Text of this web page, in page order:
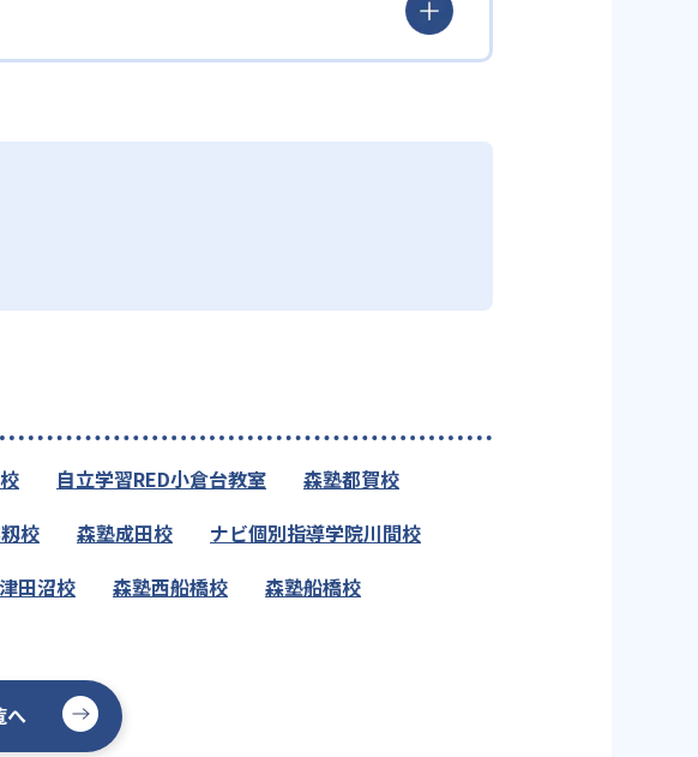
自立学習RED小倉台教室
森塾都賀校
校 森塾成田校
ナビ個別指導学院川間校
田沼校 森塾西船橋校
森塾船橋校
へ